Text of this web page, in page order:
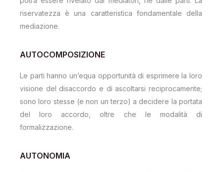
riservatezza è una caratteristica fondamentale della
mediazione.
AUTOCOMPOSIZIONE
Le parti hanno un’equa opportunità di esprimere la loro
visione del disaccordo e di ascoltarsi reciprocamente;
sono loro stesse (e non un terzo) a decidere la portata
del loro accordo, oltre che le modalità di
formalizzazione.
AUTONOMIA